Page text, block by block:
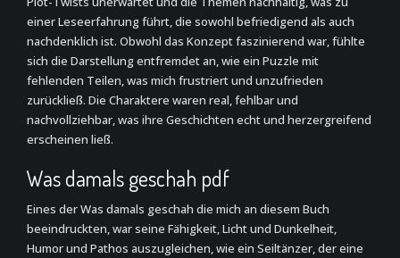
einer Leseerfahrung führt, die sowohl befriedigend als auch
nachdenklich ist. Obwohl das Konzept faszinierend war, fühlte
sich die Darstellung entfremdet an, wie ein Puzzle mit
fehlenden Teilen, was mich frustriert und unzufrieden
zurückließ. Die Charaktere waren real, fehlbar und
nachvollziehbar, was ihre Geschichten echt und herzergreifend
erscheinen ließ.
Was damals geschah pdf
Eines der Was damals geschah die mich an diesem Buch
beeindruckten, war seine Fähigkeit, Licht und Dunkelheit,
Humor und Pathos auszugleichen, wie ein Seiltänzer, der eine